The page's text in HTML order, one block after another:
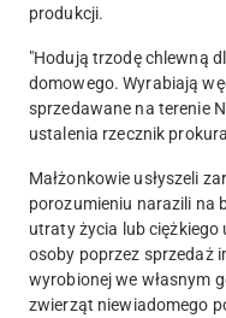
produkcji.
"Hodują trzodę chlewną
domowego. Wyrabiają
sprzedawane na terenie
ustalenia rzecznik
Małżonkowie usłyszeli
porozumieniu narazili na
utraty życia lub
osoby poprzez sprzedaż
wyrobionej we własnym
zwierząt niewiadomego